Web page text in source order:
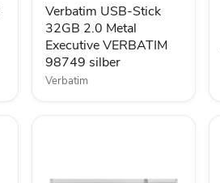
Executive
VERBATIM
98749
silber
Verbatim USB-Stick
32GB 2.0 Metal
Executive VERBATIM
98749 silber
Verbatim